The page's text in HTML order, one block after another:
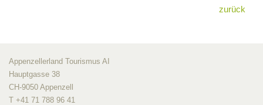
zurück
Appenzellerland Tourismus AI
Hauptgasse 38
CH-9050 Appenzell
T +41 71 788 96 41